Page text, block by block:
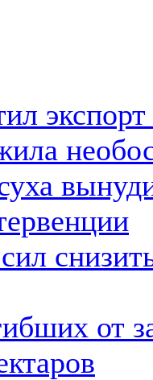
экспорт
от